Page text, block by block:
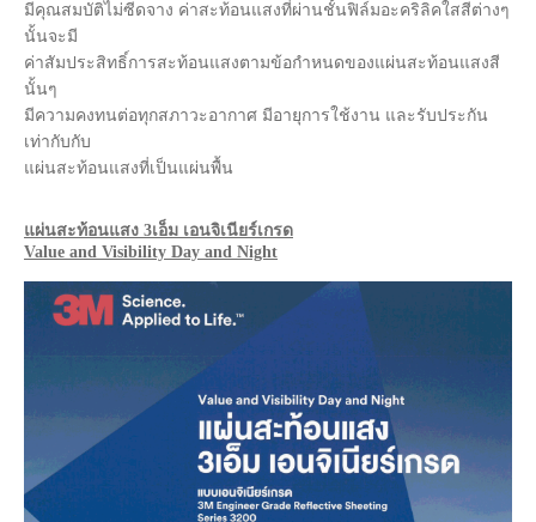
มีคุณสมบัติไม่ซีดจาง ค่าสะท้อนแสงที่ผ่านชั้นฟิล์มอะคริลิคใสสีต่างๆ
นั้นจะมี
ค่าสัมประสิทธิ์การสะท้อนแสงตามข้อกำหนดของแผ่นสะท้อนแสงสี
นั้นๆ
มีความคงทนต่อทุกสภาวะอากาศ มีอายุการใช้งาน และรับประกัน
เท่ากับกับ
แผ่นสะท้อนแสงที่เป็นแผ่นพื้น
แผ่นสะท้อนแสง 3เอ็ม เอนจิเนียร์เกรด
Value and Visibility Day and Night